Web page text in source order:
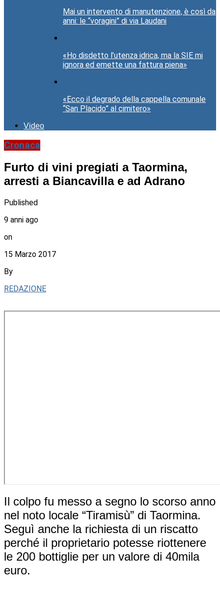
Mai un intervento di manutenzione, è così da
anni: le “voragini” di via Laudani
«Ho disdetto l’utenza idrica, ma la SIE mi
ignora ed emette una fattura piena»
«Ecco il degrado della cappella comunale
“San Placido” al cimitero»
Video
Cronaca
Furto di vini pregiati a Taormina,
arresti a Biancavilla e ad Adrano
Published
9 anni ago
on
15 Marzo 2017
By
REDAZIONE
Il colpo fu messo a segno lo scorso anno
nel noto locale “Tiramisù” di Taormina.
Seguì anche la richiesta di un riscatto
perché il proprietario potesse riottenere
le 200 bottiglie per un valore di 40mila
euro.